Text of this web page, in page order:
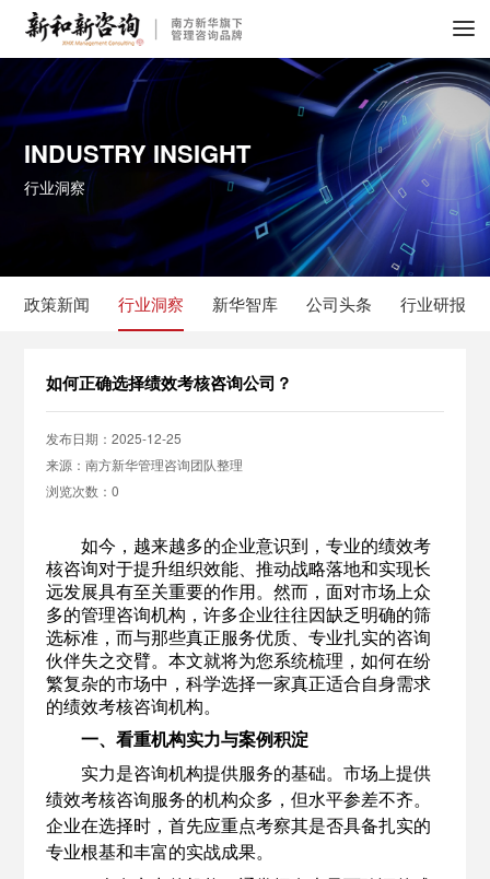
INDUSTRY INSIGHT
行业洞察
政策新闻 行业洞察 新华智库 公司头条 行业研报
如何正确选择绩效考核咨询公司？
发布日期：2025-12-25
来源：南方新华管理咨询团队整理
浏览次数：0
如今，越来越多的企业意识到，专业的绩效考
核咨询对于提升组织效能、推动战略落地和实现长
远发展具有至关重要的作用。然而，面对市场上众
多的管理咨询机构，许多企业往往因缺乏明确的筛
选标准，而与那些真正服务优质、专业扎实的咨询
伙伴失之交臂。本文就将为您系统梳理，如何在纷
繁复杂的市场中，科学选择一家真正适合自身需求
的绩效考核咨询机构。
一、看重机构实力与案例积淀
实力是咨询机构提供服务的基础。市场上提供
绩效考核咨询服务的机构众多，但水平参差不齐。
企业在选择时，首先应重点考察其是否具备扎实的
专业根基和丰富的实战成果。